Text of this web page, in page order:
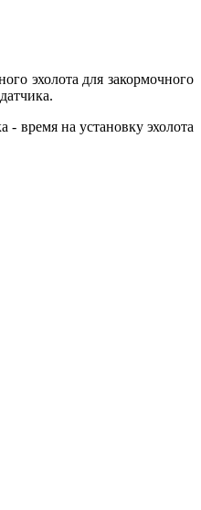
эхолота для закормочного
время на установку эхолота